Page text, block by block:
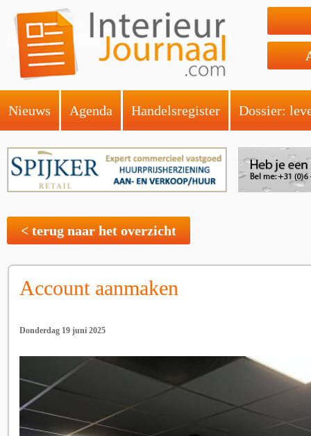
Nieuws Agenda Handelsregister Dossier:
< terug naar het overzicht
Account aanmaken
Donderdag 19 juni 2025